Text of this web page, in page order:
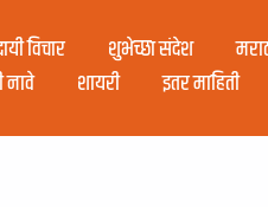
विचार शुभेच्छा संदेश
नावे
शायरी इतर माहिती